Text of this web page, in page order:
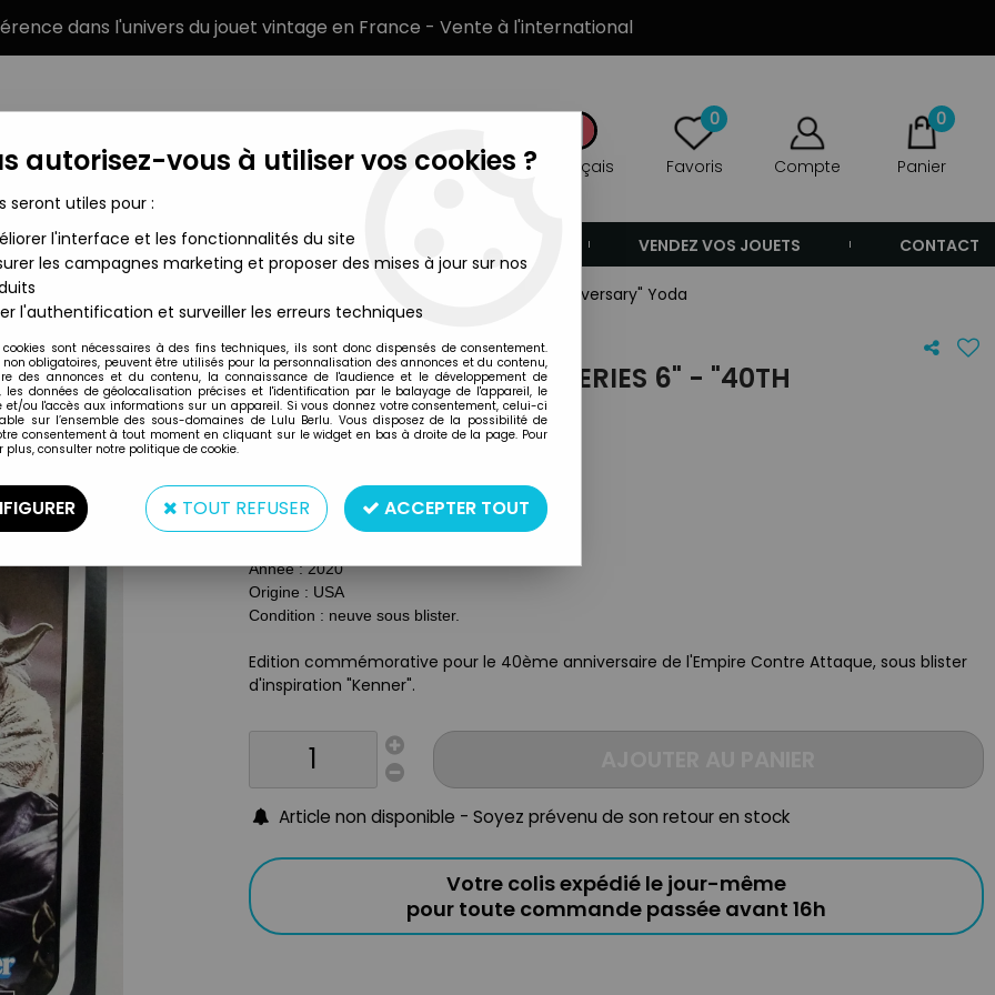
dans l'univers du jouet vintage en France - Vente à l'international
Français
0
Favoris Compte
0
Panier
MARQUES TYPE DE PRODUIT VENDEZ VOS JOUETS CONTACT
The Black Series (6-inch) Star Wars The Black Series 6" - "40th Anniversary" Yoda
Hasbro
STAR WARS THE BLACK SERIES 6" - "40TH
ANNIVERSARY" YODA
Type : Figurine articulée
Echelle : 6 pouces (17cm)
Année : 2020
Origine : USA
Condition : neuve sous blister.
Edition commémorative pour le 40ème anniversaire de l'Empire Contre Attaque, sous blister
d'inspiration "Kenner".
Article non disponible - Soyez prévenu de son retour en stock
Votre colis expédié le jour-même
pour toute commande passée avant 16h
autorisez-vous à utiliser vos cookies ?
seront utiles pour :
l'interface et les fonctionnalités du site
les campagnes marketing et proposer des mises à jour sur nos
l'authentification et surveiller les erreurs techniques
cookies sont nécessaires à des fins techniques, ils sont donc dispensés de consentement.
non obligatoires, peuvent être utilisés pour la personnalisation des annonces et du contenu,
des annonces et du contenu, la connaissance de l'audience et le développement de
les données de géolocalisation précises et l'identification par le balayage de l'appareil, le
et/ou l'accès aux informations sur un appareil. Si vous donnez votre consentement, celui-ci
sur l’ensemble des sous-domaines de Lulu Berlu. Vous disposez de la possibilité de
consentement à tout moment en cliquant sur le widget en bas à droite de la page. Pour
plus, consulter notre politique de cookie.
TOUT REFUSER ACCEPTER TOUT